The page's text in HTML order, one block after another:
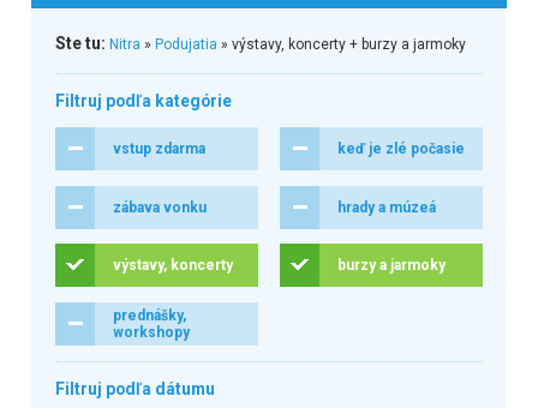
Ste tu: Nitra » Podujatia » výstavy, koncerty + burzy a jarmoky
Filtruj podľa kategórie
vstup zdarma keď je zlé počasie
zábava vonku hrady a múzeá
výstavy, koncerty burzy a jarmoky
prednášky,
workshopy
Filtruj podľa dátumu